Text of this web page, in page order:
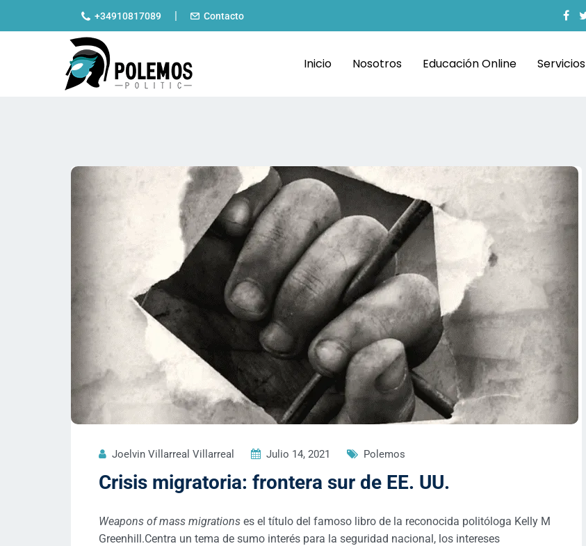
+34910817089 | Contacto
Inicio Nosotros Educación Online Servicios
Joelvin Villarreal Villarreal Julio 14, 2021 Polemos
Crisis migratoria: frontera sur de EE. UU.
Weapons of mass migrations es el título del famoso libro de la reconocida politóloga Kelly M
Greenhill.Centra un tema de sumo interés para la seguridad nacional, los intereses